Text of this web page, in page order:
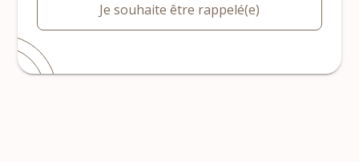
Je souhaite être rappelé(e)